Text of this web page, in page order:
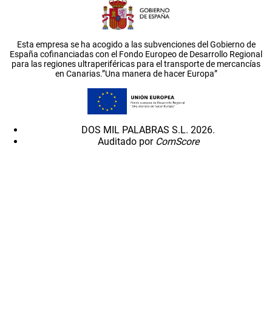
Esta empresa se ha acogido a las subvenciones del Gobierno de
España cofinanciadas con el Fondo Europeo de Desarrollo Regional
para las regiones ultraperiféricas para el transporte de mercancías
en Canarias.”Una manera de hacer Europa”
DOS MIL PALABRAS S.L. 2026.
Auditado por ComScore